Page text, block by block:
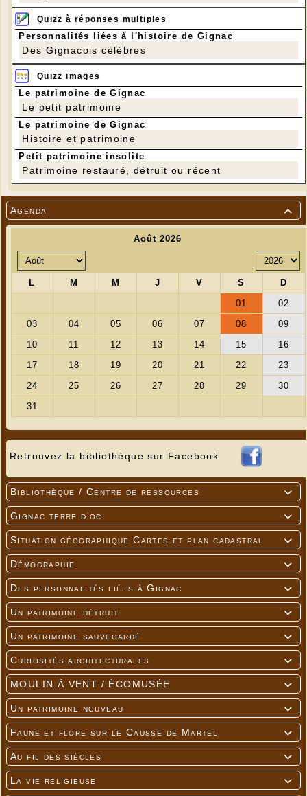

Agenda
Retrouvez la bibliothèque sur Facebook

Bibliothèque / Centre de ressources

Gignac terre d'oc

Situation géographique Cartes et plan cadastral

Démographie

Des personnalités liées à Gignac

Un patrimoine détruit

Un patrimoine sauvegardé

Curiosités architecturales

MOULIN À VENT / ÉCOMUSÉE

Un patrimoine nouveau

Faune et flore sur le Causse de Martel

Au fil des siècles

La vie religieuse
Quizz à réponses multiples
Personnalités liées à l'histoire de Gignac
Des Gignacois célèbres
Quizz images
Le patrimoine de Gignac
Le petit patrimoine
Le patrimoine de Gignac
Histoire et patrimoine
Petit patrimoine insolite
Patrimoine restauré, détruit ou récent